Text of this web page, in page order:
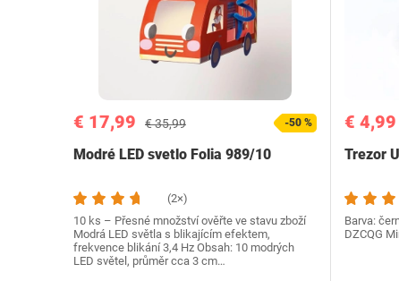
€ 17,99 € 35,99 -50 %
Modré LED svetlo Folia 989/10
(2×)
10 ks – Přesné množství ověřte ve stavu zboží
Modrá LED světla s blikajícím efektem,
frekvence blikání 3,4 Hz Obsah: 10 modrých
LED světel, průměr cca 3 cm…
€ 4,99
Trezor
Barva:
DZCQG